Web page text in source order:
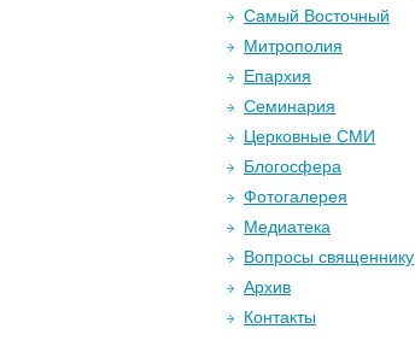
Самый Восточный
Митрополия
Епархия
Семинария
Церковные СМИ
Блогосфера
Фотогалерея
Медиатека
Вопросы священнику
Архив
Контакты